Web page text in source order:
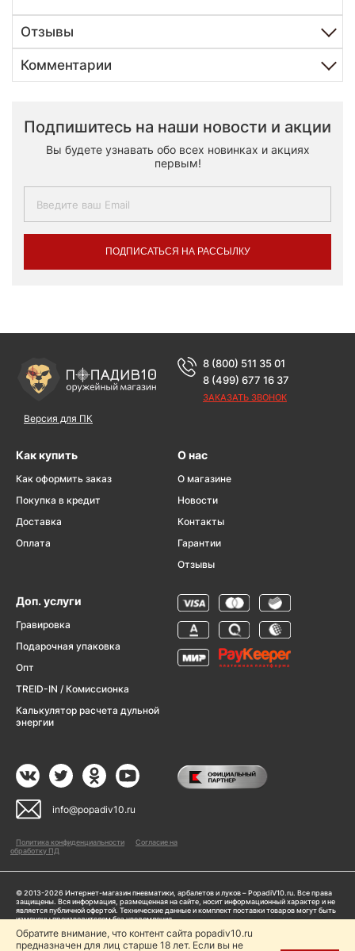
Отзывы
Комментарии
Подпишитесь на наши новости и акции
Вы будете узнавать обо всех новинках и акциях
первым!
ПОДПИСАТЬСЯ НА РАССЫЛКУ
Версия для ПК
8 (800) 511 35 01
8 (499) 677 16 37
ЗАКАЗАТЬ ЗВОНОК
Как купить
Как оформить заказ
Покупка в кредит
Доставка
Оплата
О нас
О магазине
Новости
Контакты
Гарантии
Отзывы
Доп. услуги
Гравировка
Подарочная упаковка
Опт
TREID-IN / Комиссионка
Калькулятор расчета дульной
энергии
info@popadiv10.ru
Политика конфиденциальности
Согласие на
обработку ПД
© 2013-2026 Интернет-магазин пневматики, арбалетов и луков – PopadiV10.ru. Все права
защищены. Вся информация, размещенная на сайте, носит информационный характер и не
является публичной офертой. Технические данные и комплект поставки товаров могут быть
изменены производителем без уведомления
ИП Жарук Александр Сергеевич, ОГРНИП: 314504704200042
Пользуясь сайтом Popadiv10.ru, пользователь автоматически соглашается с условиями,
Обратите внимание, что контент сайта popadiv10.ru
предназначен для лиц старше 18 лет. Если вы не